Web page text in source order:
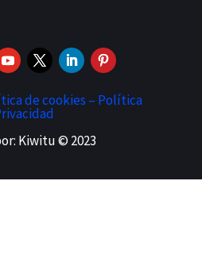
de cookies – Política
Kiwitu © 2023